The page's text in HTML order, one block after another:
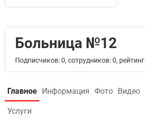
Больница №12
Подписчиков: 0, сотрудников: 0,
Главное Информация Фото Видео
Услуги